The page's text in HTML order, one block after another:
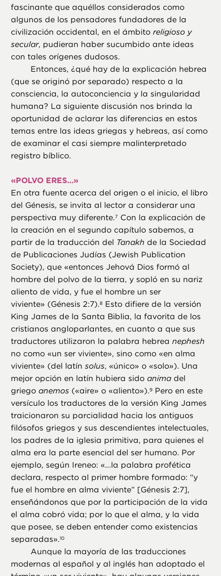
fascinante que aquéllos considerados como
algunos de los pensadores fundadores de la
civilización occidental, en el ámbitoreligioso y
secular, pudieran haber sucumbido ante ideas
con tales orígenes dudosos.
Entonces, ¿qué hay de la explicación hebrea
(que se originó por separado) respecto a la
consciencia, la autoconciencia y la singularidad
humana? La siguiente discusión nos brinda la
oportunidad de aclarar las diferencias en estos
temas entre las ideas griegas y hebreas, así como
de examinar el casi siempre malinterpretado
registro bíblico.
«POLVO ERES…»
En otra fuente acerca del origen o el inicio, el libro
del Génesis, se invita al lector a considerar una
perspectiva muy diferente.7 Con la explicación de
la creación en el segundo capítulo sabemos, a
partir de la traducción del Tanakh de la Sociedad
de Publicaciones Judías (Jewish Publication
Society), que «entonces Jehová Dios formó al
hombre del polvo de la tierra, y sopló en su nariz
aliento de vida, y fue el hombre un ser
viviente» (Génesis 2:7).8 Esto difiere de la versión
King James de la Santa Biblia, la favorita de los
cristianos angloparlantes, en cuanto a que sus
traductores utilizaron la palabra hebreanephesh
no como «un ser viviente», sino como «en alma
viviente» (del latínsolus, «único» o «solo»). Una
mejor opción en latín hubiera sidoanima del
griegoanemos («aire» o «aliento»).9 Pero en este
versículo los traductores de la versión King James
traicionaron su parcialidad hacia los antiguos
filósofos griegos y sus descendientes intelectuales,
los padres de la iglesia primitiva, para quienes el
alma era la parte esencial del ser humano. Por
ejemplo, según Ireneo: «...la palabra profética
declara, respecto al primer hombre formado: “y
fue el hombre en alma viviente” [Génesis 2:7],
enseñándonos que por la participación de la vida
el alma cobró vida; por lo que el alma, y la vida
que posee, se deben entender como existencias
separadas».10
Aunque la mayoría de las traducciones
modernas al español y al inglés han adoptado el